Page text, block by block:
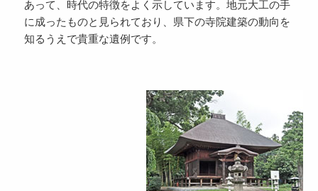
あって、時代の特徴をよく示しています。地元大工の手
に成ったものと見られており、県下の寺院建築の動向を
知るうえで貴重な遺例です。